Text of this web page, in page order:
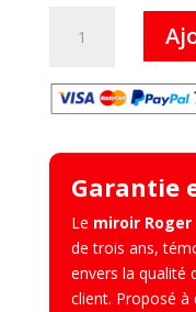
Miroir
Garantie
Le miroir Roger
de trois ans,
envers la qualité
client. Proposé